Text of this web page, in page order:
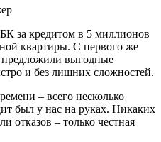
за кредитом в 5 миллионов
квартиры. С первого же
предложили выгодные
и без лишних сложностей.
– всего несколько
был у нас на руках. Никаких
отказов – только честная